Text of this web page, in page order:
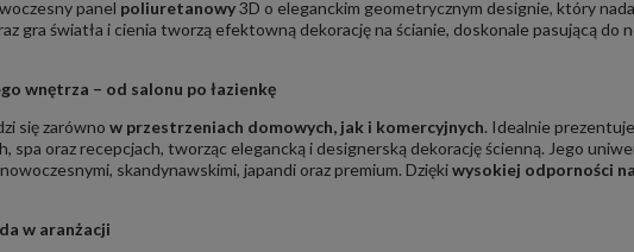
panel poliuretanowy3D o eleganckim geometrycznym designie, który
gra światła i cienia tworzą efektowną dekorację na ścianie, doskonale pasującą do
wnętrza – od salonu po łazienkę
się zarówno w przestrzeniach domowych, jak i komercyjnych. Idealnie
spa oraz recepcjach, tworząc elegancką i designerską dekorację ścienną. Jego
skandynawskimi, japandi oraz premium. Dziękiwysokiej odporności
w aranżacji